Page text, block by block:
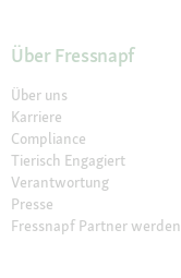
Über Fressnapf
Über uns
Karriere
Compliance
Tierisch Engagiert
Verantwortung
Presse
Fressnapf Partner werden